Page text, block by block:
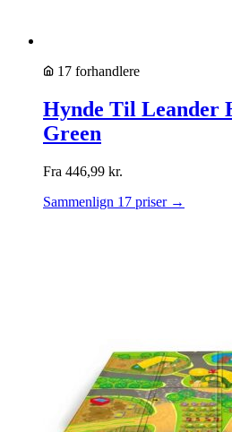
17 forhandlere
Hynde Til Leander
Green
Fra 446,99 kr.
Sammenlign 17 priser →